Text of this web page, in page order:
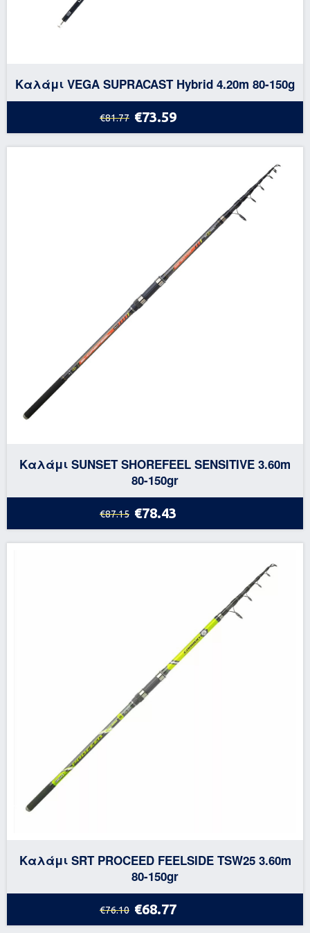
Καλάμι VEGA SUPRACAST Hybrid 4.20m 80-150g
€81.77 €73.59
Καλάμι SUNSET SHOREFEEL SENSITIVE 3.60m
80-150gr
€87.15 €78.43
Καλάμι SRT PROCEED FEELSIDE TSW25 3.60m
80-150gr
€76.10 €68.77